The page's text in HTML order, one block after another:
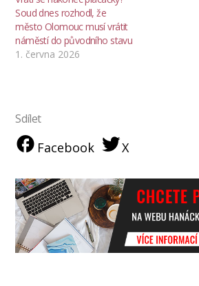
Soud dnes rozhodl, že
město Olomouc musí vrátit
náměstí do původního stavu
1. června 2026
Sdílet
Facebook X